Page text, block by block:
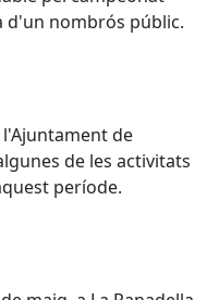
d'un nombrós públic.
de
de les activitats
període.